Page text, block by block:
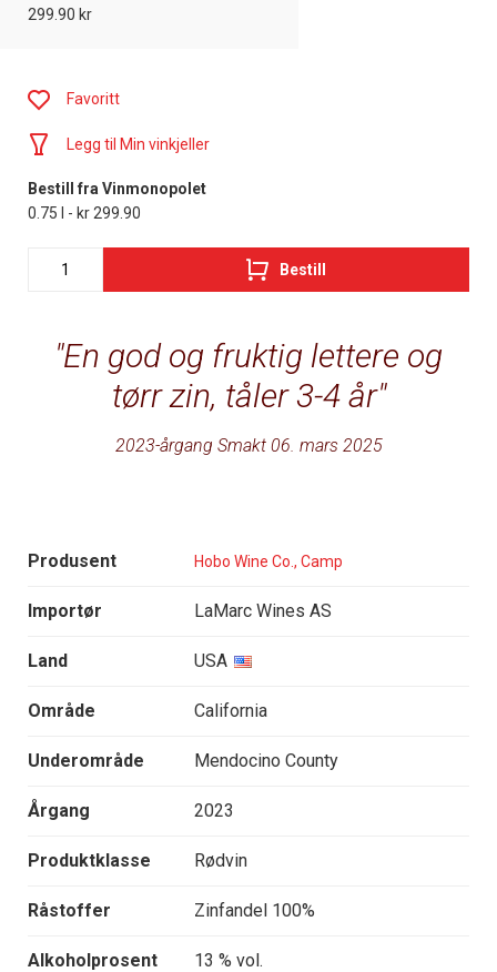
299.90 kr
En god og fruktig lettere og
tørr zin, tåler 3-4 år
2023-årgang Smakt 06. mars 2025
Produsent Hobo Wine Co., Camp
Importør LaMarc Wines AS
Land USA
Område California
Underområde Mendocino County
Årgang 2023
Produktklasse Rødvin
Råstoffer Zinfandel 100%
Alkoholprosent 13 % vol.
Favoritt
Legg til Min vinkjeller
Bestill fra Vinmonopolet
0.75 l - kr 299.90
Bestill